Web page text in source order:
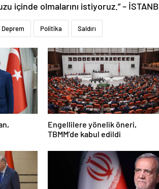
içinde olmalarını istiyoruz.” –
Deprem Politika Saldırı
Engellilere yönelik öneri,
TBMM’de kabul edildi